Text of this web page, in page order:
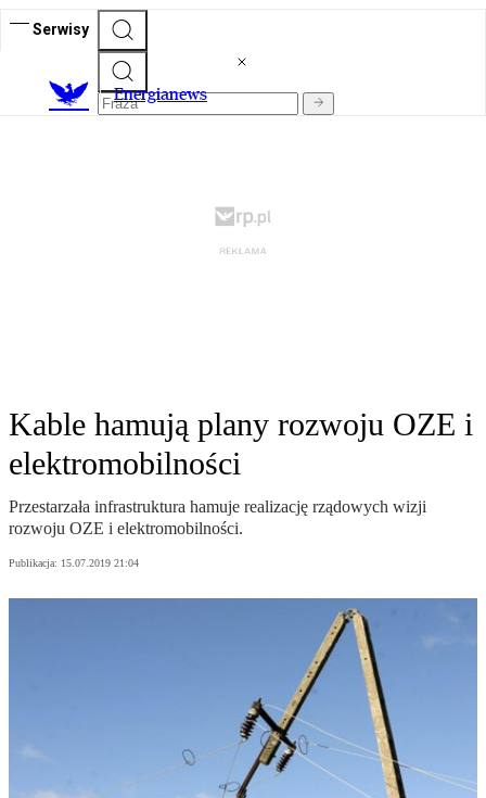
Serwisy
Energianews
Kable hamują plany rozwoju OZE i
elektromobilności
Przestarzała infrastruktura hamuje realizację rządowych wizji
rozwoju OZE i elektromobilności.
Publikacja: 15.07.2019 21:04